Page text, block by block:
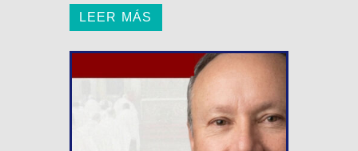
LEER MÁS